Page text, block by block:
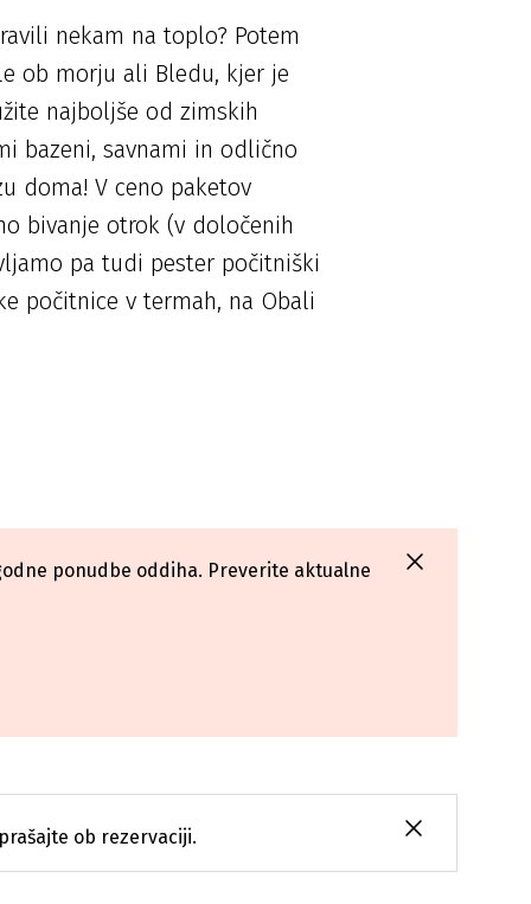
nekam na toplo? Potem
ob morju ali Bledu, kjer je
najboljše od zimskih
bazeni, savnami in odlično
doma! V ceno paketov
bivanje otrok (v določenih
pa tudi pester počitniški
počitnice v termah, na Obali
ponudbe oddiha. Preverite aktualne
ob rezervaciji.